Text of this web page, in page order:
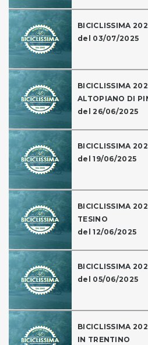
BICICLISSIMA
del 03/07/2025
BICICLISSIMA
ALTOPIANO DI
del 26/06/2025
BICICLISSIMA
del 19/06/2025
BICICLISSIMA
TESINO
del 12/06/2025
BICICLISSIMA
del 05/06/2025
BICICLISSIMA
IN TRENTINO